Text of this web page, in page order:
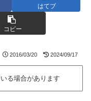
はてブ
コピー
2016/03/20 2024/09/17
る場合があります